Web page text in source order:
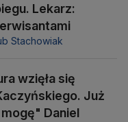
Lekarz:
Stachowiak
wzięła się
Już
Daniel